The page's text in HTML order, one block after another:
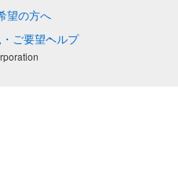
望の方へ
ご要望ヘルプ